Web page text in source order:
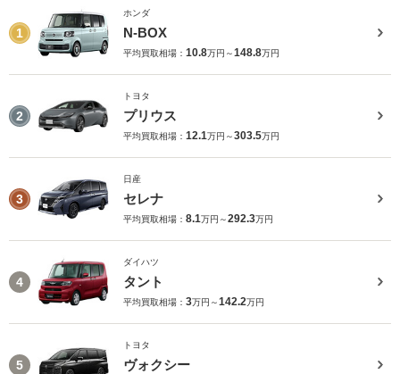
1
ホンダ
N-BOX
平均買取相場： 10.8万円～148.8万円
2
トヨタ
プリウス
平均買取相場： 12.1万円～303.5万円
3
日産
セレナ
平均買取相場： 8.1万円～292.3万円
4
ダイハツ
タント
平均買取相場： 3万円～142.2万円
5
トヨタ
ヴォクシー